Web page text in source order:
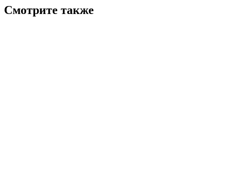
Смотрите также